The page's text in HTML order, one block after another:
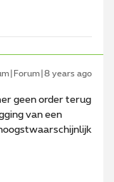
years ago
geen order terug
van een